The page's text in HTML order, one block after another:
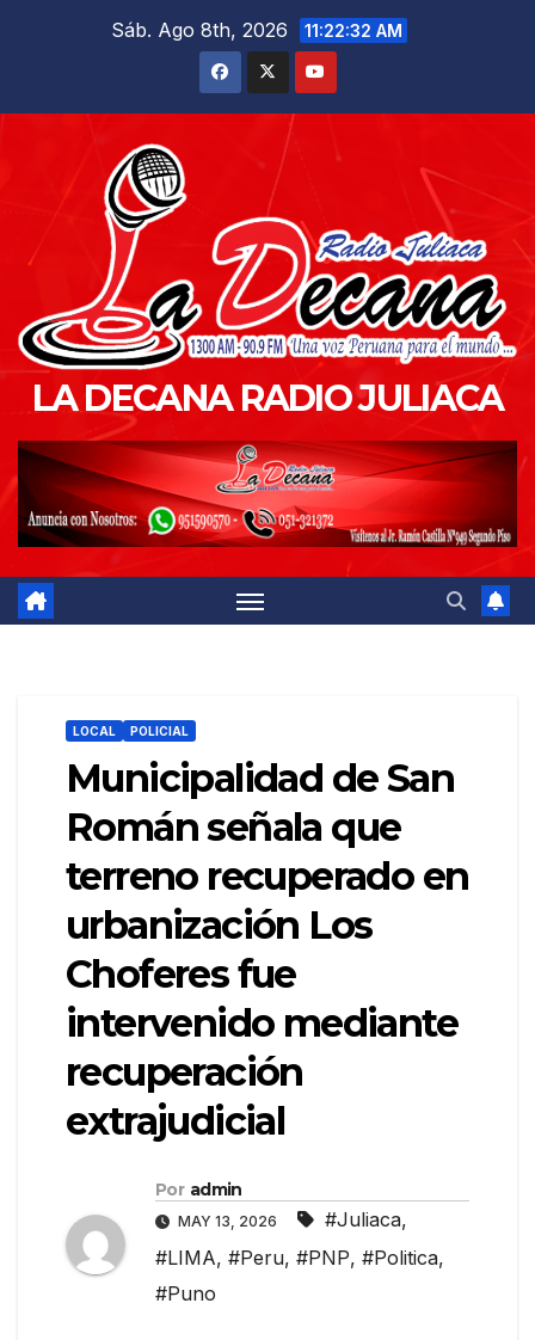
Sáb. Ago 8th, 2026 11:22:34 AM
LA DECANA RADIO JULIACA
LOCAL POLICIAL
Municipalidad de San
Román señala que
terreno recuperado en
urbanización Los
Choferes fue
intervenido mediante
recuperación
extrajudicial
Por admin
MAY 13, 2026 #Juliaca,
#LIMA, #Peru, #PNP, #Politica,
#Puno